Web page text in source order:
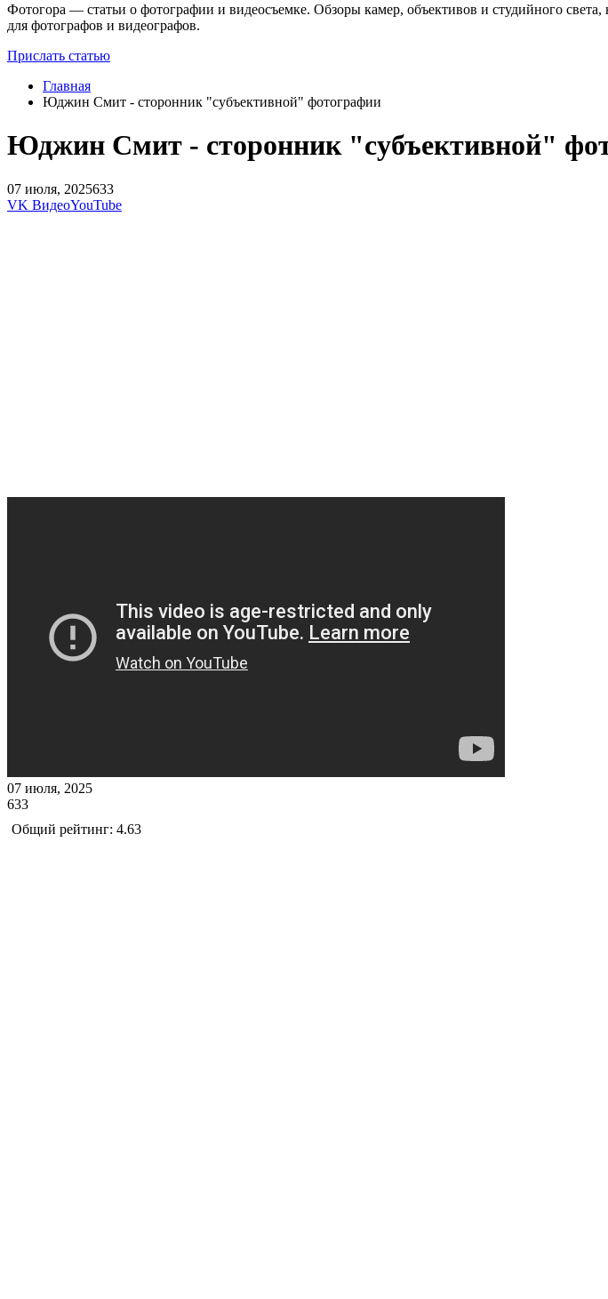
Фотогора — статьи о фотографии и видеосъемке. Обзоры камер, объективов и студийного
для фотографов и видеографов.
Прислать статью
Главная
Юджин Смит - сторонник "субъективной" фотографии
Юджин Смит - сторонник "субъективной"
07 июля, 2025633
VK ВидеоYouTube
07 июля, 2025
633
Общий рейтинг: 4.63